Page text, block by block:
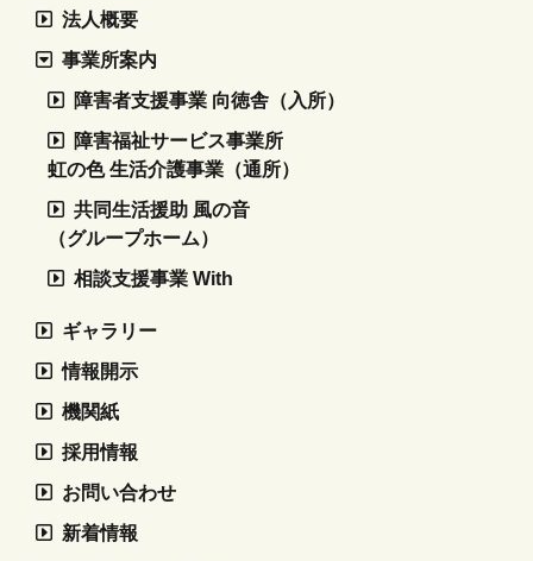
法人概要
事業所案内
障害者支援事業 向徳舎（入所）
障害福祉サービス事業所
虹の色 生活介護事業（通所）
共同生活援助 風の音
（グループホーム）
相談支援事業 With
ギャラリー
情報開示
機関紙
採用情報
お問い合わせ
新着情報